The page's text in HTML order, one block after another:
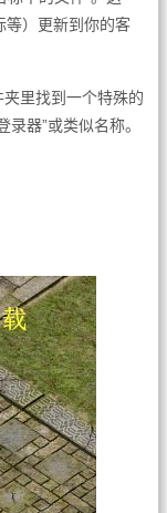
等）更新到你的客
里找到一个特殊的
器”或类似名称。